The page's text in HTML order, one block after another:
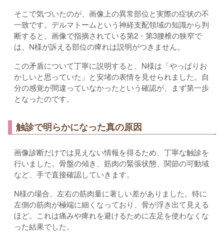
そこで気づいたのが、画像上の異常部位と実際の症状の不
一致です。デルマトームという神経支配領域の知識から判
断すると、画像で指摘されている第2・第3腰椎の狭窄で
は、N様が訴える部位の痺れは説明がつきません。
この矛盾について丁寧に説明すると、N様は「やっぱりお
かしいと思っていた」と安堵の表情を見せられました。自
分の感覚が間違っていなかったという確認が、まず第一歩
となったのです。
触診で明らかになった真の原因
画像診断だけでは見えない情報を得るため、丁寧な触診を
行いました。骨盤の傾き、筋肉の緊張状態、関節の可動域
など、手で直接確認していきます。
N様の場合、左右の筋肉量に著しい差がありました。特に
左側の筋肉が極端に細くなっており、骨が浮き出て見える
ほど。これは痛みや痺れを避けるために左足を使わなくな
った結果でした。